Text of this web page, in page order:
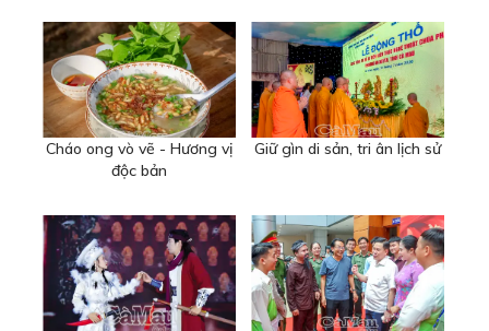
Cháo ong vò vẽ - Hương vị
độc bản
Giữ gìn di sản, tri ân lịch sử